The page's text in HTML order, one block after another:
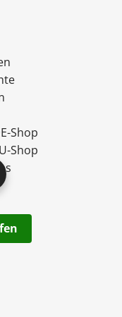
Shop
Shop